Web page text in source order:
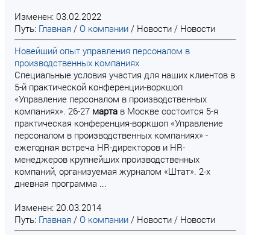
Изменен: 03.02.2022
Путь: Главная / О компании / Новости / Новости
Новейший опыт управления персоналом в
производственных компаниях
Специальные условия участия для наших клиентов в
5-й практической конференции-воркшоп
«Управление персоналом в производственных
компаниях». 26-27 марта в Москве состоится 5-я
практическая конференция-воркшоп «Управление
персоналом в производственных компаниях» -
ежегодная встреча HR-директоров и HR-
менеджеров крупнейших производственных
компаний, организуемая журналом «Штат». 2-х
дневная программа ...
Изменен: 20.03.2014
Путь: Главная / О компании / Новости / Новости